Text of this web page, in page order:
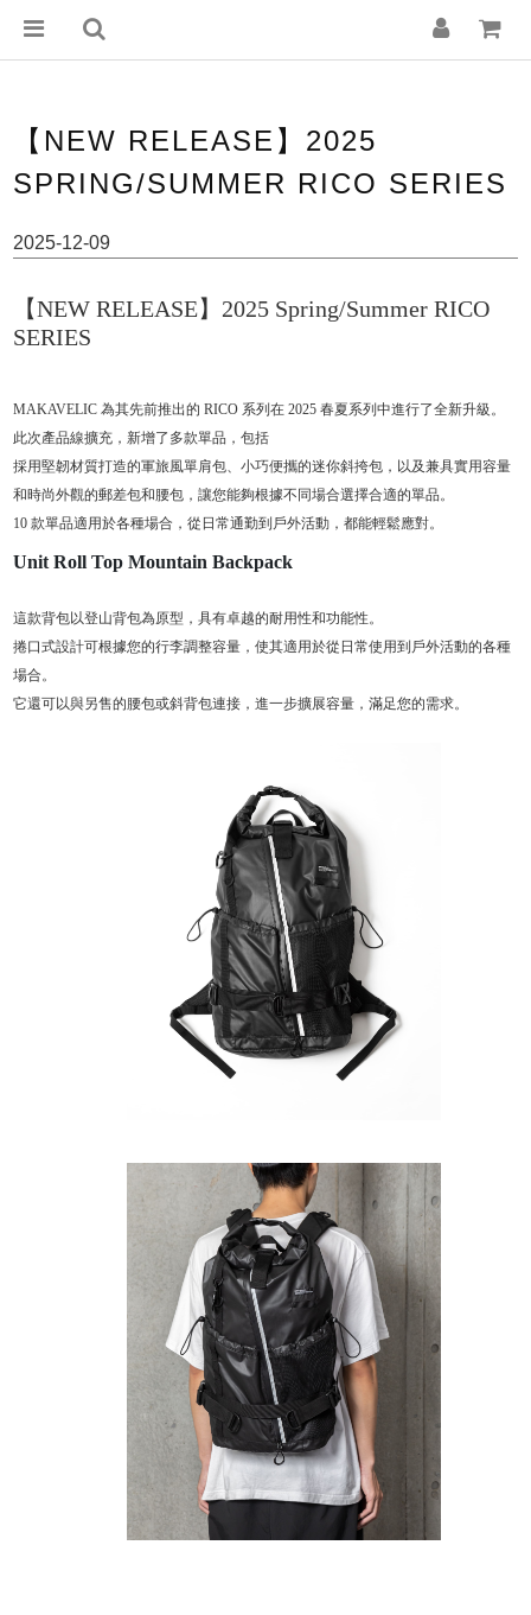
【NEW RELEASE】2025
SPRING/SUMMER RICO SERIES
2025-12-09
【NEW RELEASE】2025 Spring/Summer RICO
SERIES
MAKAVELIC 為其先前推出的 RICO 系列在 2025 春夏系列中進行了全新升級。
此次產品線擴充，新增了多款單品，包括
採用堅韌材質打造的軍旅風單肩包、小巧便攜的迷你斜挎包，以及兼具實用容量
和時尚外觀的郵差包和腰包，讓您能夠根據不同場合選擇合適的單品。
10 款單品適用於各種場合，從日常通勤到戶外活動，都能輕鬆應對。
Unit Roll Top Mountain Backpack
這款背包以登山背包為原型，具有卓越的耐用性和功能性。
捲口式設計可根據您的行李調整容量，使其適用於從日常使用到戶外活動的各種
場合。
它還可以與另售的腰包或斜背包連接，進一步擴展容量，滿足您的需求。